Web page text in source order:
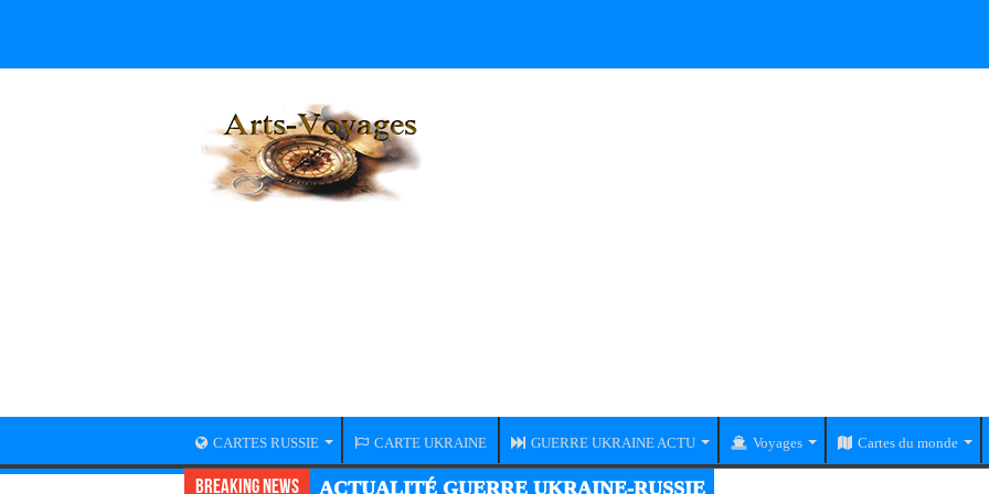
CARTES RUSSIE CARTE UKRAINE GUERRE UKRAINE ACTU Voyages Cartes du monde
Breaking News ACTUALITÉ GUERRE UKRAINE-RUSSIE